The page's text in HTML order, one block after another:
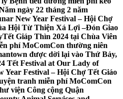
ngày 22 tháng 2 năm
New Year Festival – Hội Chợ
Hội Từ Thiện Xá Lợi –Đón Giao
Giáp Thìn 2024 tại Chùa Viên
phí MoComCon thường niên
được dời lại vào Thứ Bảy,
Tết Festival at Our Lady of
Year Festival – Hội Chợ Tết Giáo
tranh miễn phí MoComCon
viện Công cộng Quận